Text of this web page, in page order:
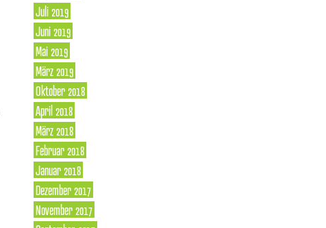
Juli 2019
Juni 2019
Mai 2019
März 2019
Oktober 2018
April 2018
März 2018
Februar 2018
Januar 2018
Dezember 2017
November 2017